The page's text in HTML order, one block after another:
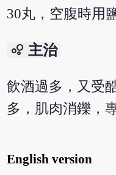
30丸，空腹時用
bubble_chart 主治
飲酒過多，又受
多，肌肉消鑠，
English version